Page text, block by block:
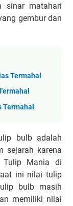
sinar matahari
gembur dan
Termahal
bulb adalah
sejarah karena
Tulip Mania di
ini nilai tulip
bulb masih
memiliki nilai